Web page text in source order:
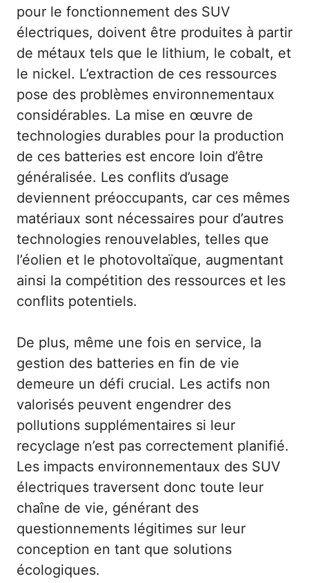
pour le fonctionnement des SUV
électriques, doivent être produites à partir
de métaux tels que le lithium, le cobalt, et
le nickel. L’extraction de ces ressources
pose des problèmes environnementaux
considérables. La mise en œuvre de
technologies durables pour la production
de ces batteries est encore loin d’être
généralisée. Les conflits d’usage
deviennent préoccupants, car ces mêmes
matériaux sont nécessaires pour d’autres
technologies renouvelables, telles que
l’éolien et le photovoltaïque, augmentant
ainsi la compétition des ressources et les
conflits potentiels.
De plus, même une fois en service, la
gestion des batteries en fin de vie
demeure un défi crucial. Les actifs non
valorisés peuvent engendrer des
pollutions supplémentaires si leur
recyclage n’est pas correctement planifié.
Les impacts environnementaux des SUV
électriques traversent donc toute leur
chaîne de vie, générant des
questionnements légitimes sur leur
conception en tant que solutions
écologiques.